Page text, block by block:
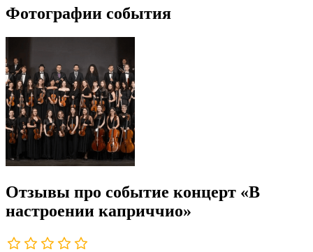
Фотографии события
Отзывы про событие концерт «В
настроении каприччио»